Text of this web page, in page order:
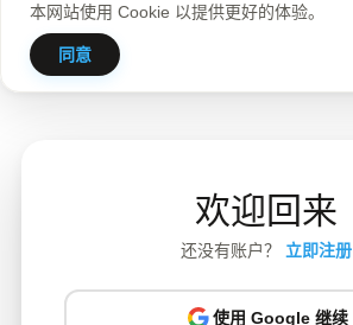
本网站使用 Cookie 以提供更好的体验。
同意
欢迎回来
还没有账户？ 立即注册
使用 Google 继续